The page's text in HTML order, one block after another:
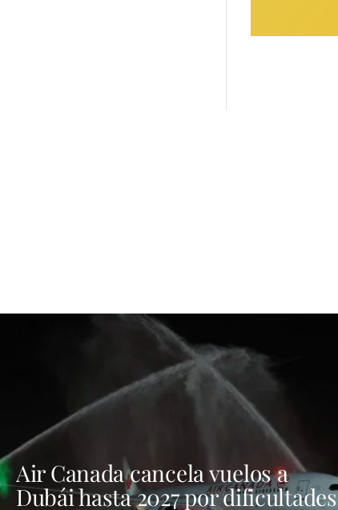
Air Canada cancela vuelos a
Dubái hasta 2027 por dificultades